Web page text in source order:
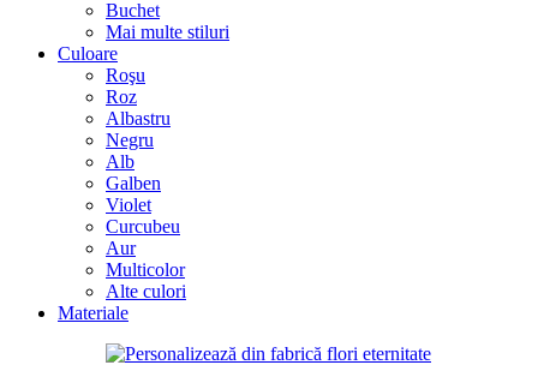
Buchet
Mai multe stiluri
Culoare
Roşu
Roz
Albastru
Negru
Alb
Galben
Violet
Curcubeu
Aur
Multicolor
Alte culori
Materiale